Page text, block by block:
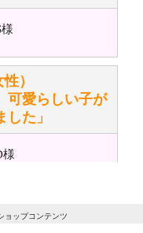
きますか？ ぬいぐ
やタグに、何か意
性）
可愛らしい子が
た」
女性）
値段と他の融通
ョップコンテンツ